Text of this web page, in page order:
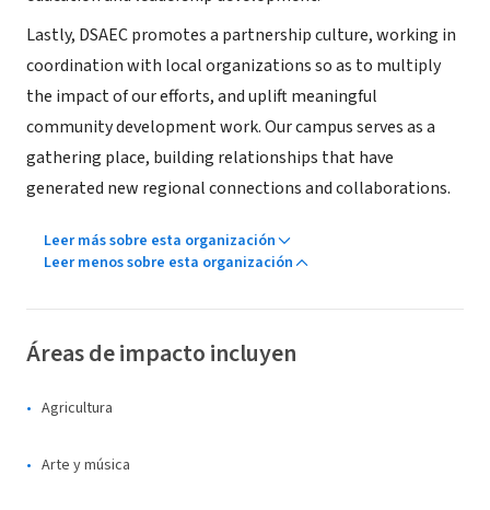
Lastly, DSAEC promotes a partnership culture, working in
coordination with local organizations so as to multiply
the impact of our efforts, and uplift meaningful
community development work. Our campus serves as a
gathering place, building relationships that have
generated new regional connections and collaborations.
Leer más sobre esta organización
Leer menos sobre esta organización
Áreas de impacto incluyen
Agricultura
Arte y música